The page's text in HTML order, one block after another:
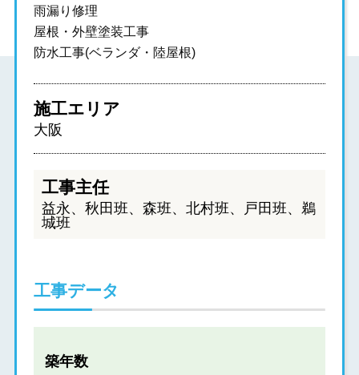
雨漏り修理
屋根・外壁塗装工事
防水工事(ベランダ・陸屋根)
施工エリア
大阪
工事主任
益永、秋田班、森班、北村班、戸田班、鵜
城班
工事データ
築年数